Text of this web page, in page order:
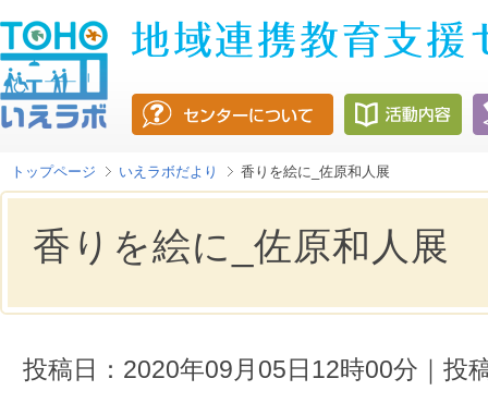
トップページ いえラボだより 香りを絵に_佐原和人展
香りを絵に_佐原和人展
投稿日：2020年09月05日12時00分｜投